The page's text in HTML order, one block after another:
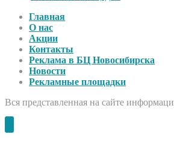
Главная
О нас
Акции
Контакты
Реклама в БЦ Новосибирска
Новости
Рекламные площадки
Вся представленная на сайте